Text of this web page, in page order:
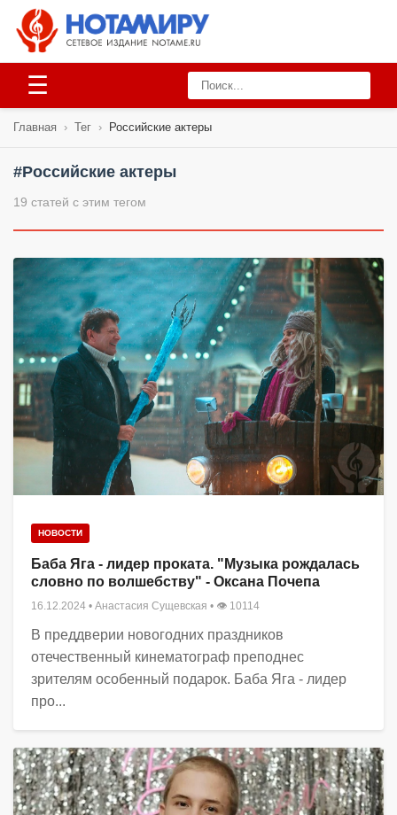
☰
Главная › Тег › Российские актеры
#Российские актеры
19 статей с этим тегом
НОВОСТИ
Баба Яга - лидер проката. "Музыка рождалась
словно по волшебству" - Оксана Почепа
16.12.2024 • Анастасия Сущевская • 👁 10114
В преддверии новогодних праздников
отечественный кинематограф преподнес
зрителям особенный подарок. Баба Яга - лидер
про...